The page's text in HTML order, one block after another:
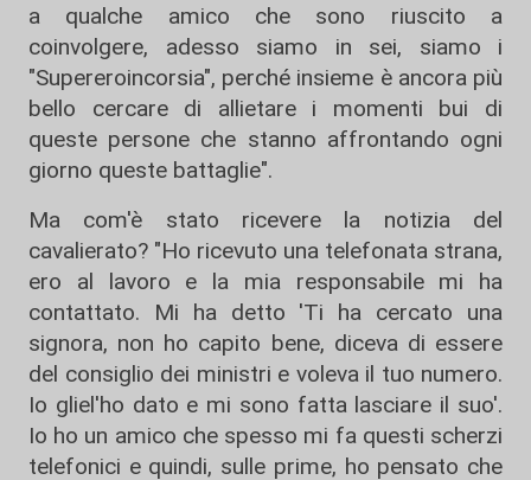
a qualche amico che sono riuscito a
coinvolgere, adesso siamo in sei, siamo i
"Supereroincorsia", perché insieme è ancora più
bello cercare di allietare i momenti bui di
queste persone che stanno affrontando ogni
giorno queste battaglie".
Ma com'è stato ricevere la notizia del
cavalierato? "Ho ricevuto una telefonata strana,
ero al lavoro e la mia responsabile mi ha
contattato. Mi ha detto 'Ti ha cercato una
signora, non ho capito bene, diceva di essere
del consiglio dei ministri e voleva il tuo numero.
Io gliel'ho dato e mi sono fatta lasciare il suo'.
Io ho un amico che spesso mi fa questi scherzi
telefonici e quindi, sulle prime, ho pensato che